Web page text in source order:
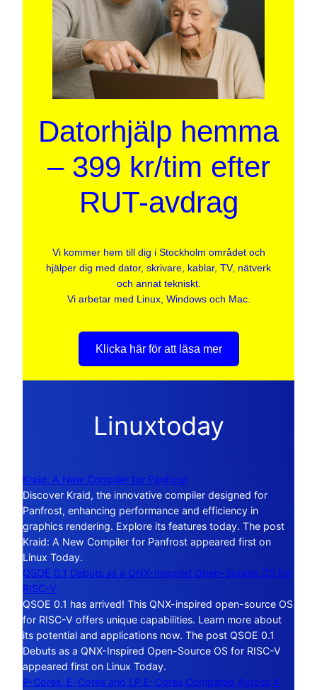
Datorhjälp hemma
– 399 kr/tim efter
RUT-avdrag
Vi kommer hem till dig i Stockholm området och
hjälper dig med dator, skrivare, kablar, TV, nätverk
och annat tekniskt.
Vi arbetar med Linux, Windows och Mac.
Klicka här för att läsa mer
Linuxtoday
Kraid: A New Compiler for Panfrost
Discover Kraid, the innovative compiler designed for
Panfrost, enhancing performance and efficiency in
graphics rendering. Explore its features today. The post
Kraid: A New Compiler for Panfrost appeared first on
Linux Today.
QSOE 0.1 Debuts as a QNX-Inspired Open-Source OS for
RISC-V
QSOE 0.1 has arrived! This QNX-inspired open-source OS
for RISC-V offers unique capabilities. Learn more about
its potential and applications now. The post QSOE 0.1
Debuts as a QNX-Inspired Open-Source OS for RISC-V
appeared first on Linux Today.
P-Cores, E-Cores and LP E-Cores Compared Across 4